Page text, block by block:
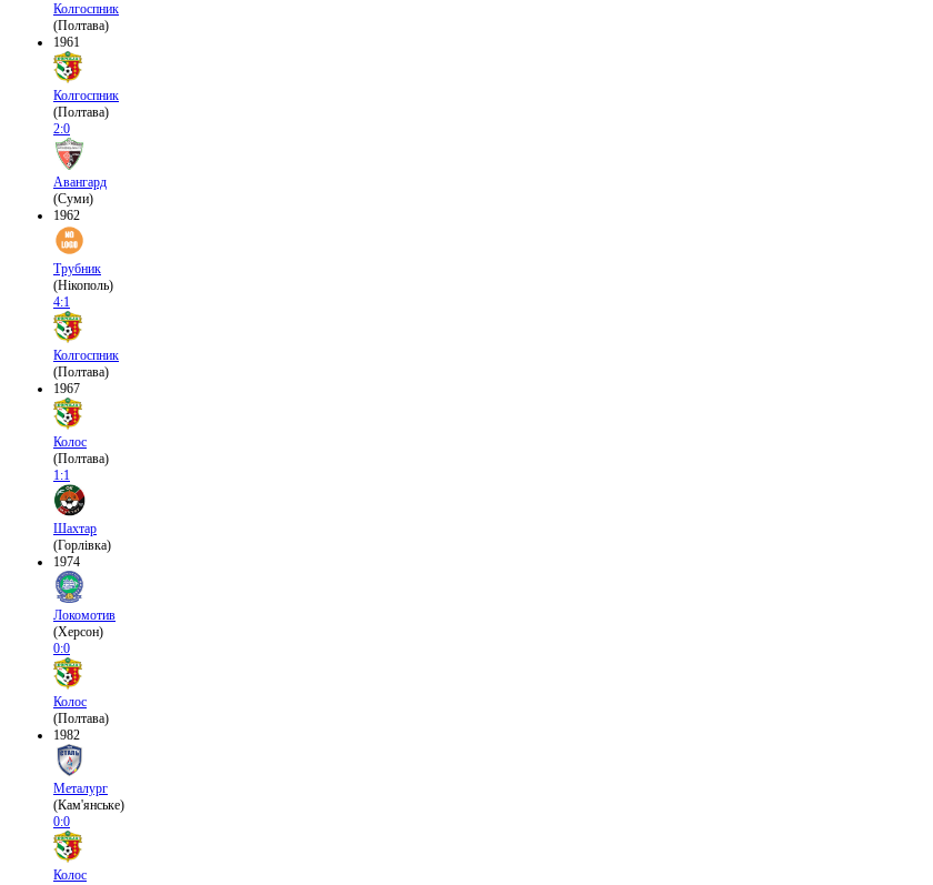
Колгоспник
(Полтава)
1961
Колгоспник
(Полтава)
2:0
Авангард
(Суми)
1962
Трубник
(Нікополь)
4:1
Колгоспник
(Полтава)
1967
Колос
(Полтава)
1:1
Шахтар
(Горлівка)
1974
Локомотив
(Херсон)
0:0
Колос
(Полтава)
1982
Металург
(Кам'янське)
0:0
Колос